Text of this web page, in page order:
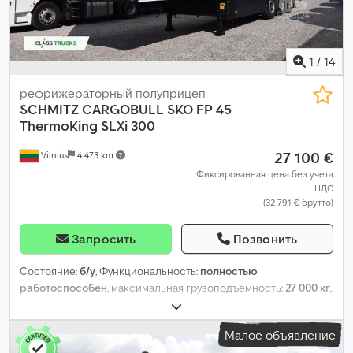
левая - 5 mm Задняя правая - 5 mm
1 / 14
Vilnius 4 473 km
рефрижераторный полуприцеп
SCHMITZ CARGOBULL SKO FP 45
ThermoKing SLXi 300
27 100 €
Фиксированная цена без учета
НДС
(32 791 € брутто)
Запросить Позвонить
Состояние:б/у, Функциональность: полностью
работоспособен , максимальная грузоподъёмность: 27 000 кг
, конфигурация осей:
регистрация:10/2019, общая длина:14 040 мм, общая ширина:
2 600 мм
воздух, цвет: белый , Год выпуска:2019,
Малое объявление